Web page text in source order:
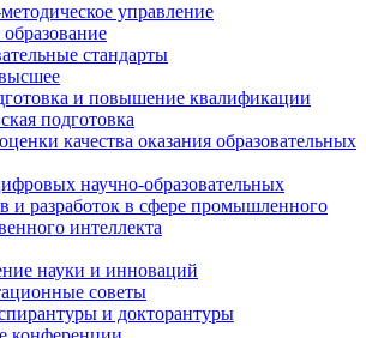
управление
стандарты
и повышение квалификации
подготовка
качества оказания образовательных
научно-образовательных
и разработок в сфере промышленного
интеллекта
науки и инноваций
советы
и докторантуры